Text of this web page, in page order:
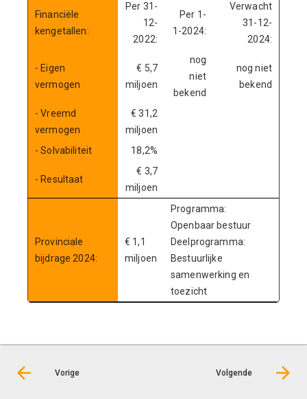
Financiële
kengetallen:
Per 31-
12-
2022:
Per 1-
1-2024:
Verwacht
31-12-
2024:
- Eigen
vermogen
€ 5,7
miljoen
nog
niet
bekend
nog niet
bekend
- Vreemd
vermogen
€ 31,2
miljoen
- Solvabiliteit
18,2%
- Resultaat
€ 3,7
miljoen
Provinciale
bijdrage 2024:
€ 1,1
miljoen
Programma:
Openbaar bestuur
Deelprogramma:
Bestuurlijke
samenwerking en
toezicht
Vorige Volgende